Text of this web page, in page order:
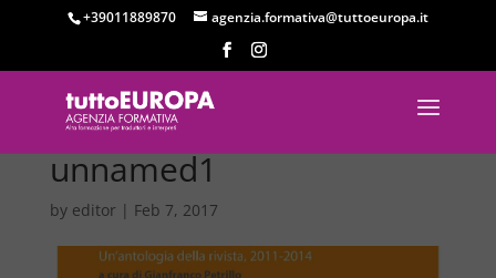
+39011889870 agenzia.formativa@tuttoeuropa.it
unnamed1
by editor | Feb 7, 2017